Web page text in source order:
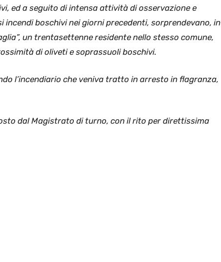
ed a seguito di intensa attività di osservazione e
boschivi nei giorni precedenti, sorprendevano, in
un trentasettenne residente nello stesso comune,
di oliveti e soprassuoli boschivi.
l’incendiario che veniva tratto in arresto in flagranza,
dal Magistrato di turno, con il rito per direttissima